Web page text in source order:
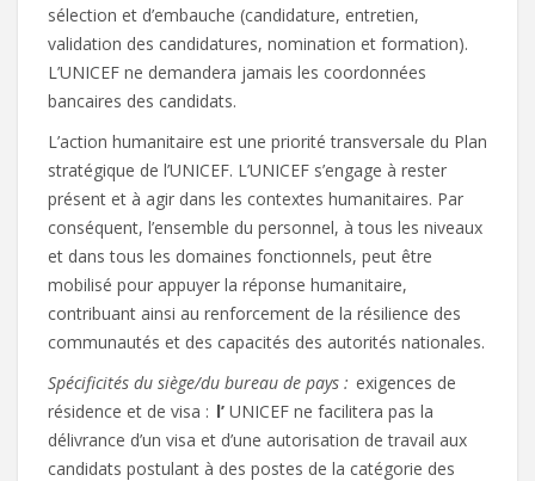
sélection et d’embauche (candidature, entretien,
validation des candidatures, nomination et formation).
L’UNICEF ne demandera jamais les coordonnées
bancaires des candidats.
L’action humanitaire est une priorité transversale du Plan
stratégique de l’UNICEF. L’UNICEF s’engage à rester
présent et à agir dans les contextes humanitaires. Par
conséquent, l’ensemble du personnel, à tous les niveaux
et dans tous les domaines fonctionnels, peut être
mobilisé pour appuyer la réponse humanitaire,
contribuant ainsi au renforcement de la résilience des
communautés et des capacités des autorités nationales.
Spécificités du siège/du bureau de pays : exigences de
résidence et de visa : l’ UNICEF ne facilitera pas la
délivrance d’un visa et d’une autorisation de travail aux
candidats postulant à des postes de la catégorie des